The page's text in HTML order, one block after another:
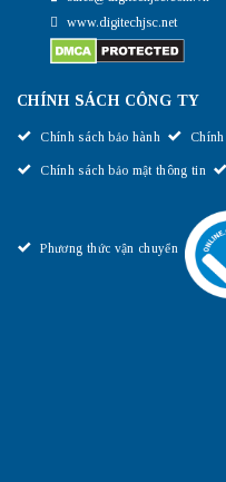
www.digitechjsc.net
CHÍNH SÁCH CÔNG TY
Chính sách bảo hành
Chính sách bảo mật thông tin
Phương thức vận chuyển